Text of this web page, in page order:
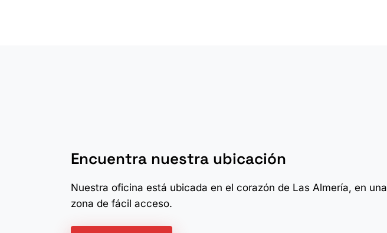
Encuentra nuestra ubicación
Nuestra oficina está ubicada en el corazón de Las Almería, en una
zona de fácil acceso.